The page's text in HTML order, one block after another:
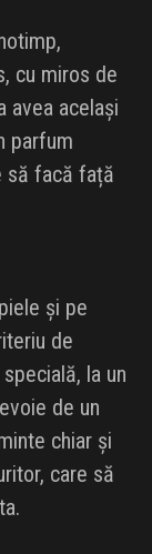
cu miros de
avea același
parfum
să facă față
și pe
de
la un
de un
chiar și
care să